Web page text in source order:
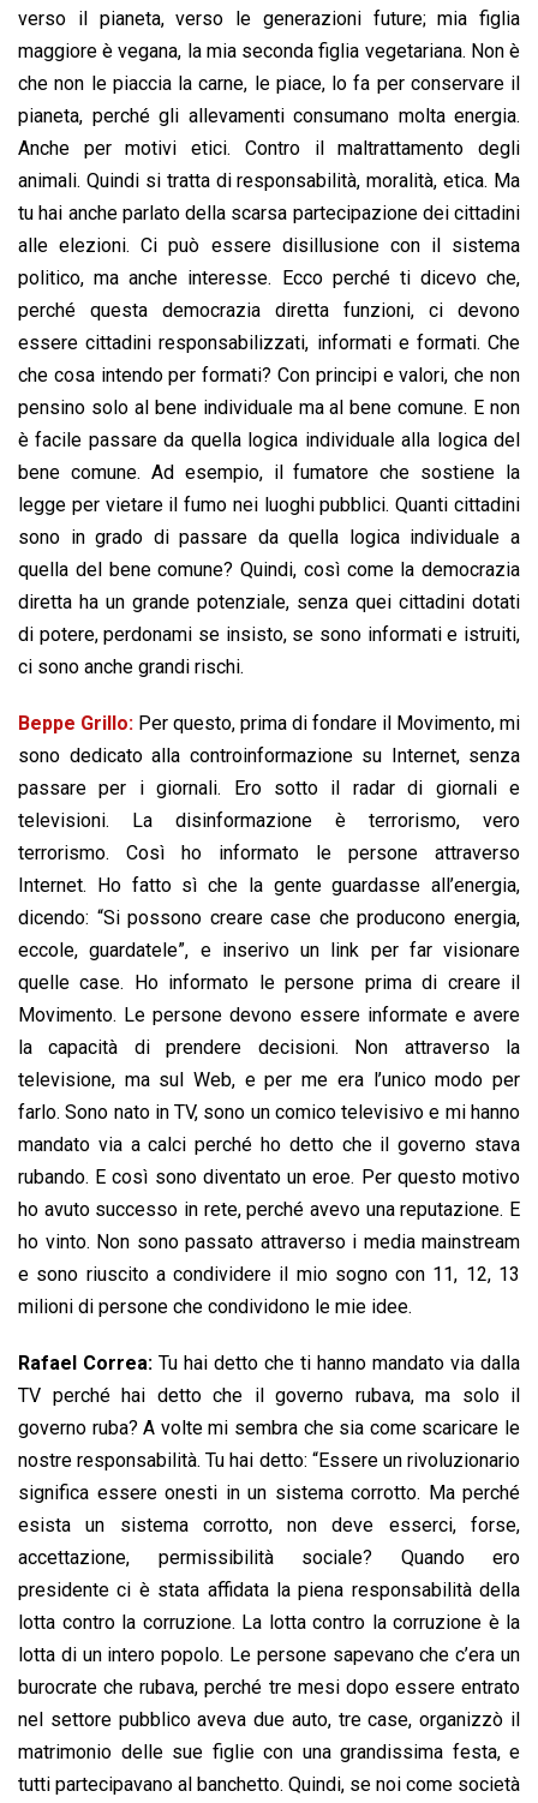
verso il pianeta, verso le generazioni future; mia figlia
maggiore è vegana, la mia seconda figlia vegetariana. Non è
che non le piaccia la carne, le piace, lo fa per conservare il
pianeta, perché gli allevamenti consumano molta energia.
Anche per motivi etici. Contro il maltrattamento degli
animali. Quindi si tratta di responsabilità, moralità, etica. Ma
tu hai anche parlato della scarsa partecipazione dei cittadini
alle elezioni. Ci può essere disillusione con il sistema
politico, ma anche interesse. Ecco perché ti dicevo che,
perché questa democrazia diretta funzioni, ci devono
essere cittadini responsabilizzati, informati e formati. Che
che cosa intendo per formati? Con principi e valori, che non
pensino solo al bene individuale ma al bene comune. E non
è facile passare da quella logica individuale alla logica del
bene comune. Ad esempio, il fumatore che sostiene la
legge per vietare il fumo nei luoghi pubblici. Quanti cittadini
sono in grado di passare da quella logica individuale a
quella del bene comune? Quindi, così come la democrazia
diretta ha un grande potenziale, senza quei cittadini dotati
di potere, perdonami se insisto, se sono informati e istruiti,
ci sono anche grandi rischi.
Beppe Grillo: Per questo, prima di fondare il Movimento, mi
sono dedicato alla controinformazione su Internet, senza
passare per i giornali. Ero sotto il radar di giornali e
televisioni. La disinformazione è terrorismo, vero
terrorismo. Così ho informato le persone attraverso
Internet. Ho fatto sì che la gente guardasse all’energia,
dicendo: “Si possono creare case che producono energia,
eccole, guardatele”, e inserivo un link per far visionare
quelle case. Ho informato le persone prima di creare il
Movimento. Le persone devono essere informate e avere
la capacità di prendere decisioni. Non attraverso la
televisione, ma sul Web, e per me era l’unico modo per
farlo. Sono nato in TV, sono un comico televisivo e mi hanno
mandato via a calci perché ho detto che il governo stava
rubando. E così sono diventato un eroe. Per questo motivo
ho avuto successo in rete, perché avevo una reputazione. E
ho vinto. Non sono passato attraverso i media mainstream
e sono riuscito a condividere il mio sogno con 11, 12, 13
milioni di persone che condividono le mie idee.
Rafael Correa: Tu hai detto che ti hanno mandato via dalla
TV perché hai detto che il governo rubava, ma solo il
governo ruba? A volte mi sembra che sia come scaricare le
nostre responsabilità. Tu hai detto: “Essere un rivoluzionario
significa essere onesti in un sistema corrotto. Ma perché
esista un sistema corrotto, non deve esserci, forse,
accettazione, permissibilità sociale? Quando ero
presidente ci è stata affidata la piena responsabilità della
lotta contro la corruzione. La lotta contro la corruzione è la
lotta di un intero popolo. Le persone sapevano che c’era un
burocrate che rubava, perché tre mesi dopo essere entrato
nel settore pubblico aveva due auto, tre case, organizzò il
matrimonio delle sue figlie con una grandissima festa, e
tutti partecipavano al banchetto. Quindi, se noi come società